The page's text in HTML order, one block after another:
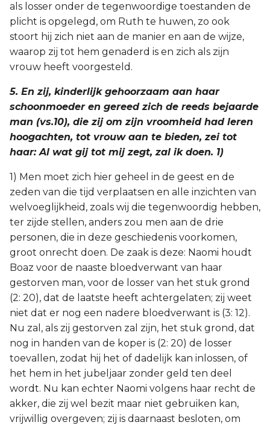
als losser onder de tegenwoordige toestanden de
plicht is opgelegd, om Ruth te huwen, zo ook
stoort hij zich niet aan de manier en aan de wijze,
waarop zij tot hem genaderd is en zich als zijn
vrouw heeft voorgesteld.
5. En zij, kinderlijk gehoorzaam aan haar
schoonmoeder en gereed zich de reeds bejaarde
man (vs.10), die zij om zijn vroomheid had leren
hoogachten, tot vrouw aan te bieden, zei tot
haar: Al wat gij tot mij zegt, zal ik doen. 1)
1) Men moet zich hier geheel in de geest en de
zeden van die tijd verplaatsen en alle inzichten van
welvoeglijkheid, zoals wij die tegenwoordig hebben,
ter zijde stellen, anders zou men aan de drie
personen, die in deze geschiedenis voorkomen,
groot onrecht doen. De zaak is deze: Naomi houdt
Boaz voor de naaste bloedverwant van haar
gestorven man, voor de losser van het stuk grond
(2: 20), dat de laatste heeft achtergelaten; zij weet
niet dat er nog een nadere bloedverwant is (3: 12).
Nu zal, als zij gestorven zal zijn, het stuk grond, dat
nog in handen van de koper is (2: 20) de losser
toevallen, zodat hij het of dadelijk kan inlossen, of
het hem in het jubeljaar zonder geld ten deel
wordt. Nu kan echter Naomi volgens haar recht de
akker, die zij wel bezit maar niet gebruiken kan,
vrijwillig overgeven; zij is daarnaast besloten, om